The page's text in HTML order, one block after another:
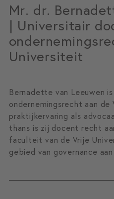
Mr. dr.
| Universitair
Universiteit
Bernadette van Leeuwen
ondernemingsrecht aan
praktijkervaring als
thans is zij docent recht
faculteit van de Vrije
gebied van governance